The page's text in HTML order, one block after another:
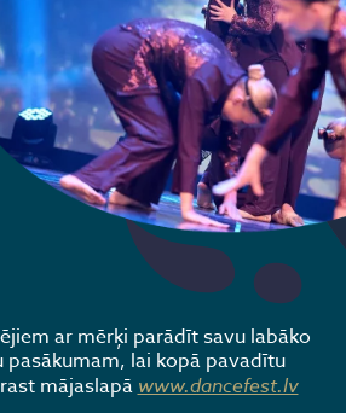
ar mērķi parādīt savu labāko
lai kopā pavadītu
mājaslapāwww.dancefest.lv